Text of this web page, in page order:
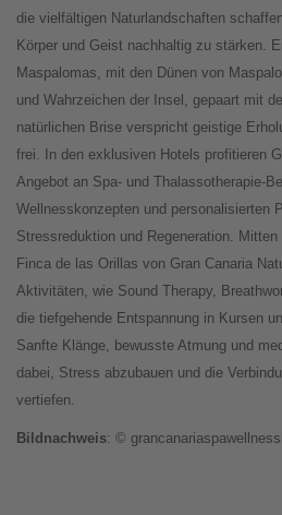
die vielfältigen Naturlandschaften
Körper und Geist nachhaltig zu stärken.
Maspalomas, mit den Dünen von
und Wahrzeichen der Insel, gepaart mit
natürlichen Brise verspricht geistige
frei. In den exklusiven Hotels profitieren
Angebot an Spa‑ und Thalassotherapie-
Wellnesskonzepten und personalisierten
Stressreduktion und Regeneration.
Finca de las Orillas von Gran Canaria
Aktivitäten, wie Sound Therapy,
die tiefgehende Entspannung in Kursen
Sanfte Klänge, bewusste Atmung und
dabei, Stress abzubauen und die
vertiefen.
Bildnachweis: ©